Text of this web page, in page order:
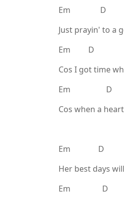
Em D
Just prayin' to a
Em D G
Cos I got time
Em D
Cos when a
Em D
Her best days
Em D